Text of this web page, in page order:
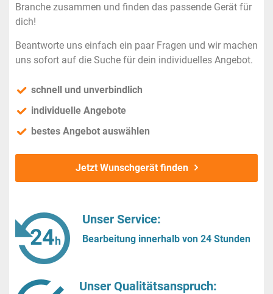
Branche zusammen und finden das passende Gerät für
dich!
Beantworte uns einfach ein paar Fragen und wir machen
uns sofort auf die Suche für dein individuelles Angebot.
schnell und unverbindlich
individuelle Angebote
bestes Angebot auswählen
Jetzt Wunschgerät finden
Unser Service:
Bearbeitung innerhalb von 24 Stunden
Unser Qualitätsanspruch: